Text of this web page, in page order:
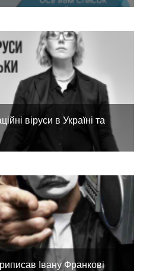
віруси в Україні та
Івану Франкові